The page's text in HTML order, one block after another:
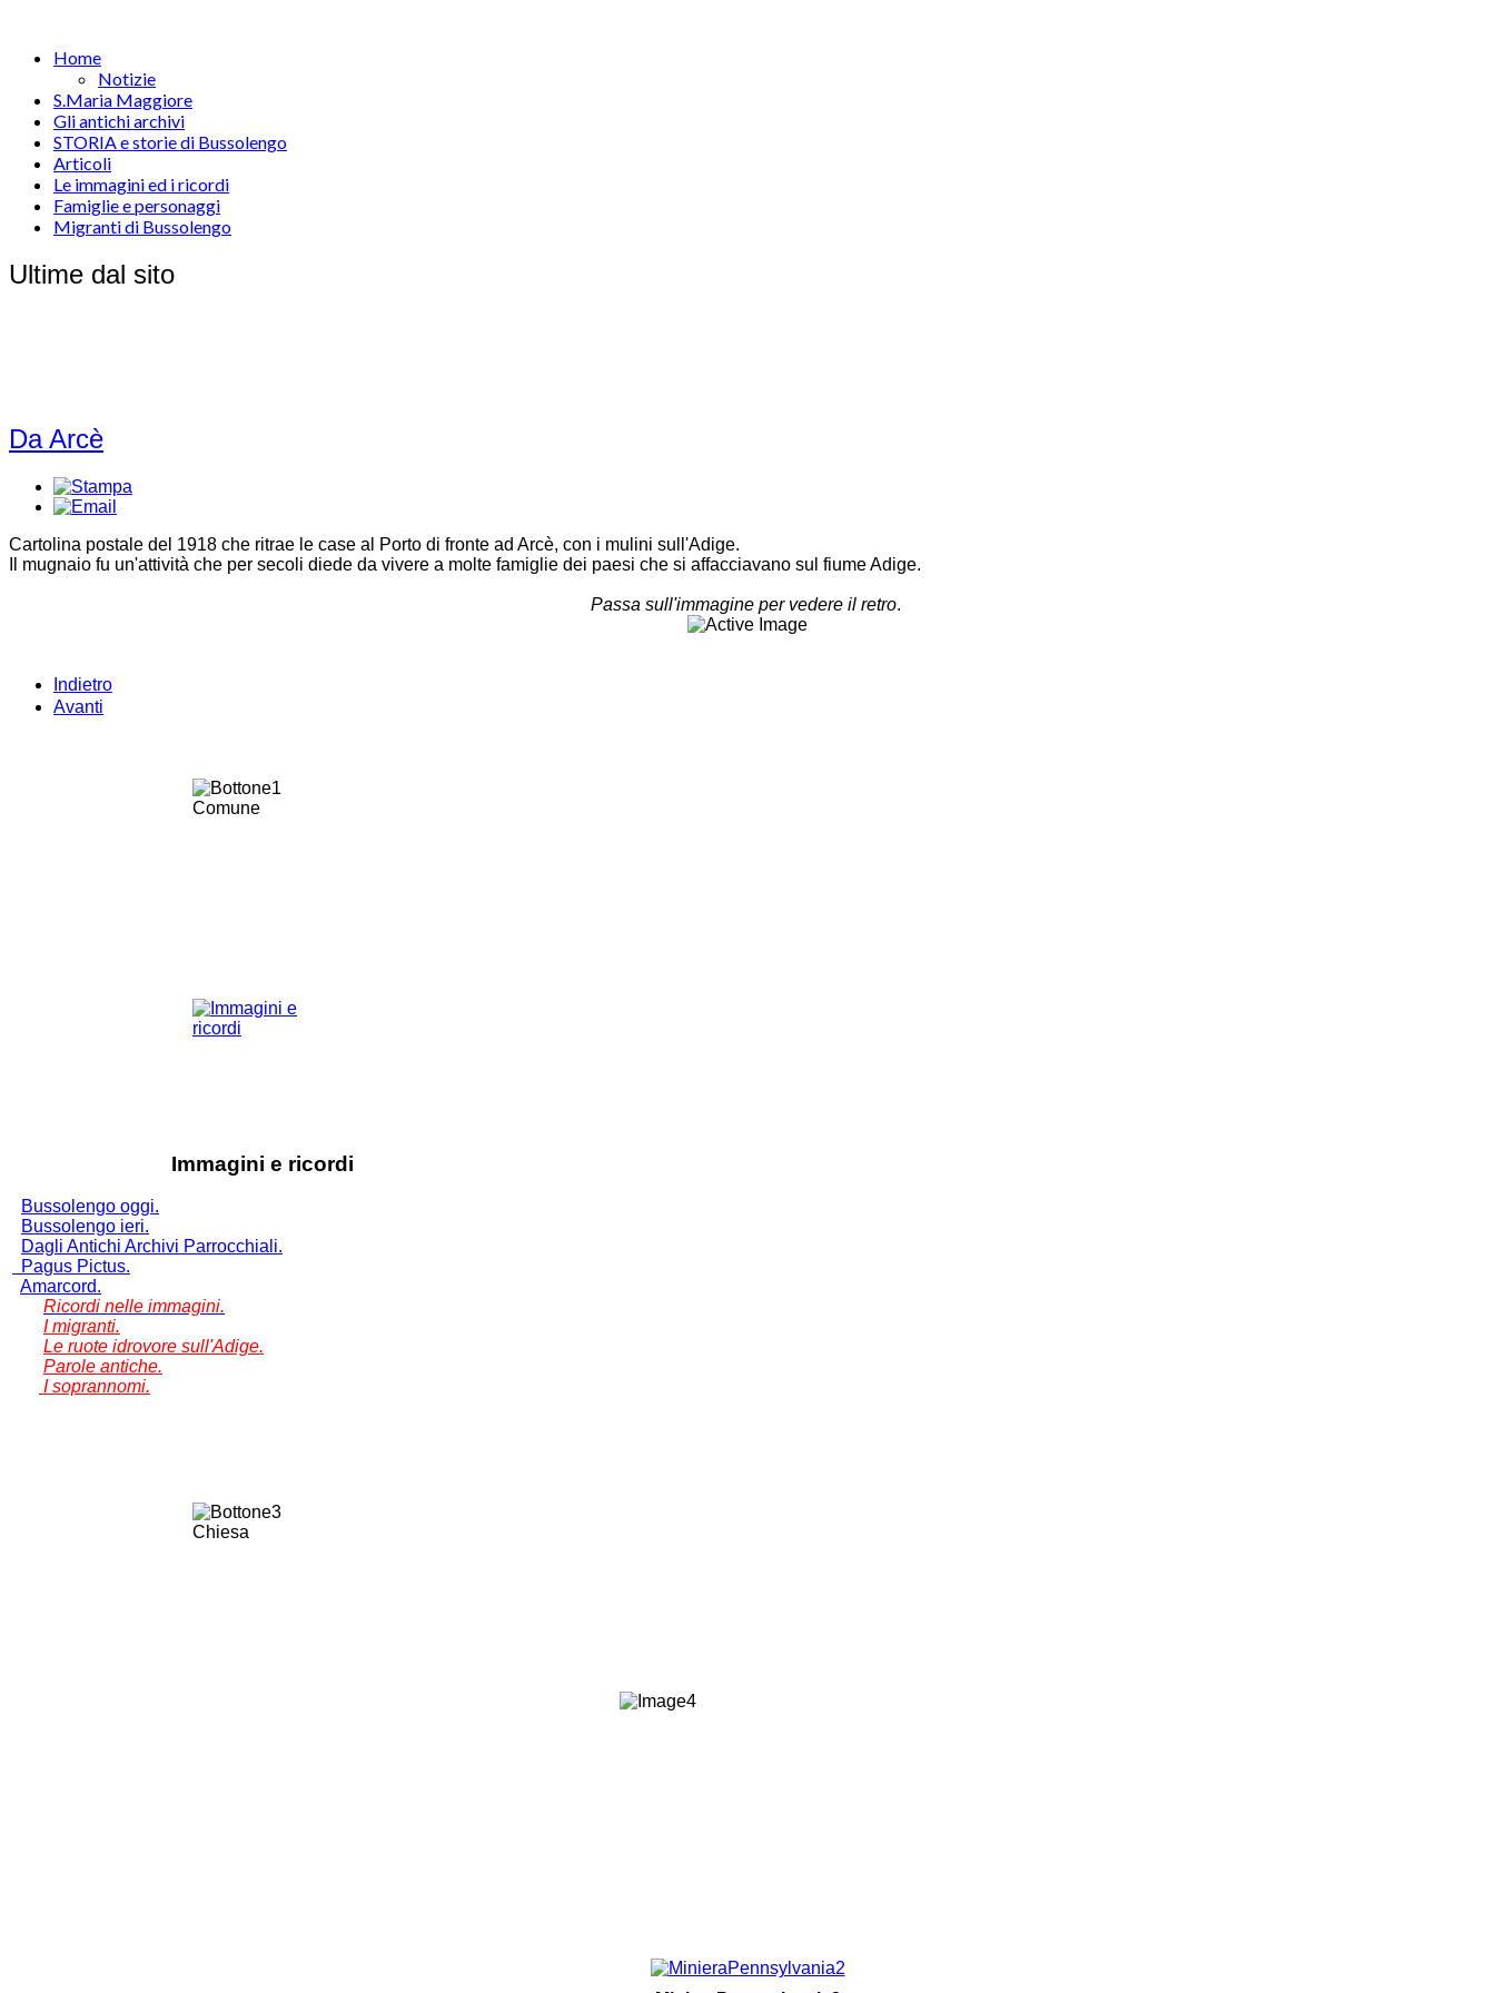
Home
Notizie
S.Maria Maggiore
Gli antichi archivi
STORIA e storie di Bussolengo
Articoli
Le immagini ed i ricordi
Famiglie e personaggi
Migranti di Bussolengo
Ultime dal sito
Da Arcè
Cartolina postale del 1918 che ritrae le case al Porto di fronte ad Arcè, con i mulini sull'Adige.
Il mugnaio fu un'attività che per secoli diede da vivere a molte famiglie dei paesi che si affacciavano sul fiume Adige.
Passa sull'immagine per vedere il retro.
Indietro
Avanti
Immagini e ricordi
Bussolengo oggi.
Bussolengo ieri.
Dagli Antichi Archivi Parrocchiali.
Pagus Pictus.
Amarcord.
Ricordi nelle immagini.
I migranti.
Le ruote idrovore sull'Adige.
Parole antiche.
I soprannomi.